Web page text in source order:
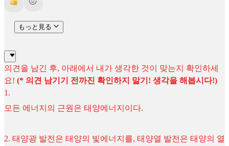
もっと見る
의견을 남긴 후, 아래에서 내가 생각한 것이 맞는지 확인하세
요! (* 의견 남기기 전까진 확인하지 말기! 생각을 해봅시다!)
1.
모든 에너지의 근원은 태양에너지이다.
2. 태양광 발전은 태양의 빛에너지를, 태양열 발전은 태양의 열